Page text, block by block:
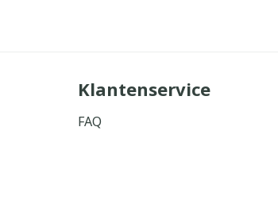
Klantenservice
FAQ